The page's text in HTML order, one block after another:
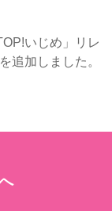
いじめ」リレ
追加しました。